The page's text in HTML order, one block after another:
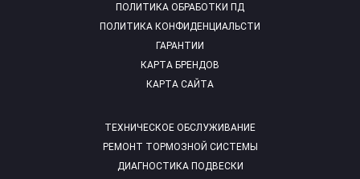
ТЕХНИЧЕСКОЕ ОБСЛУЖИВАНИЕ
РЕМОНТ ТОРМОЗНОЙ СИСТЕМЫ
ДИАГНОСТИКА ПОДВЕСКИ
ПОЛИТИКА ОБРАБОТКИ ПД
ПОЛИТИКА КОНФИДЕНЦИАЛЬСТИ
ГАРАНТИИ
КАРТА БРЕНДОВ
КАРТА САЙТА